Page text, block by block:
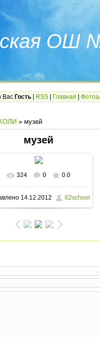
ОШ
Вас Гость RSS Главная
» музей
музей
В реальном размере
1600x1200/ 241.9Kb
324 0 0.0
14.12.2012 62school